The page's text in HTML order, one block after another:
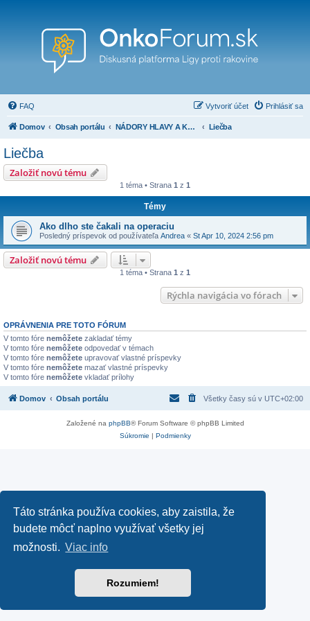
Táto stránka používa cookies, aby zaistila, že
budete môcť naplno využívať všetky jej
možnosti. Viac info
Rozumiem!
FAQ Prihlásiť sa
Vytvoriť účet
Domov Obsah portálu NÁDORY HLAVY A KRKU ( nádory oblasti nosa, nosohltanu a vedľajších nosových dutín, orofaryngu, hypofaryngu, hrtanu, veľkých slinných žliaz, ucha a iné) Liečba
Liečba
Založiť novú tému
1 téma • Strana 1 z 1
Témy
Ako dlho ste čakali na operaciu
Posledný príspevok od používateľa Andrea « St Apr 10, 2024 2:56 pm
Založiť novú tému
1 téma • Strana 1 z 1
Rýchla navigácia vo fórach
OPRÁVNENIA PRE TOTO FÓRUM
V tomto fóre nemôžete zakladať témy
V tomto fóre nemôžete odpovedať v témach
V tomto fóre nemôžete upravovať vlastné príspevky
V tomto fóre nemôžete mazať vlastné príspevky
V tomto fóre nemôžete vkladať prílohy
Domov Obsah portálu Všetky časy sú v UTC+02:00
Založené na phpBB® Forum Software © phpBB Limited
Súkromie | Podmienky